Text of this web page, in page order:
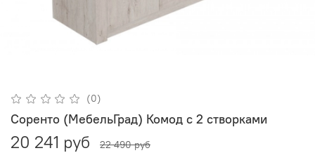
(0)
Соренто (МебельГрад) Комод с 2 створками
20 241 руб
22 490 руб